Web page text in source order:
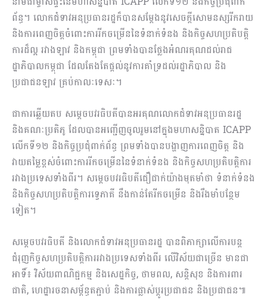
ព័ន្ធ។ លោកជំទាវអនុប្រធានរដ្ឋក៏បានសម្ដែងនូវសេចក្តីសោមនស្សរីករាយ
និងការពេញចិត្តចំពោះការរីកចម្រើននៃទំនាក់ទំនង និងកិច្ចសហប្រតិបត្តិ
ការដ៏ល្អ រវាងឡាវ និងកម្ពុជា ព្រមទាំងបានថ្លែងអំណរគុណដល់រាជ
ដ្ឋាភិបាលកម្ពុជា ដែលតែងតែផ្ដល់នូវការគាំទ្រដល់រដ្ឋាភិបាល និង
ប្រជាជនឡាវ គ្រប់កាលៈទេសៈ។
ជាការឆ្លើយតប សម្ដេចបវរធិបតីបានអរគុណលោកជំទាវអនុប្រធានរដ្ឋ
និងគណៈប្រតិភូ ដែលបានអញ្ជើញចូលរួមនៅក្នុងមហាសន្និបាត ICAPP
លើកទី១២ និងកិច្ចប្រជុំពាក់ព័ន្ធ ព្រមទាំងបានបង្ហាញការពេញចិត្ត និង
វាយតម្លៃខ្ពស់ចំពោះការរីកចម្រើននៃទំនាក់ទំនង និងកិច្ចសហប្រតិបត្តិការ
រវាងប្រទេសទាំងពីរ។ សម្ដេចបវរធិបតីជឿជាក់យ៉ាងមុតមាំថា ទំនាក់ទំនង
និងកិច្ចសហប្រតិបត្តិការទ្វេភាគី នឹងកាន់តែរីកចម្រើន និងរឹងមាំបន្ថែម
ទៀត។
សម្ដេចបវរធិបតី និងលោកជំទាវអនុប្រធានរដ្ឋ បានពិភាក្សាលើការបន្ត
ជំរុញកិច្ចសហប្រតិបត្តិការរវាងប្រទេសទាំងពីរ លើវិស័យជាច្រើន មានជា
អាទិ៍៖ វិស័យពាណិជ្ជកម្ម និងសេដ្ឋកិច្ច, ថាមពល, សន្តិសុខ និងការពារ
ជាតិ, ហេដ្ឋារចនាសម្ព័ន្ធតភ្ជាប់ និងការផ្លាស់ប្ដូរប្រជាជន និងប្រជាជន៕